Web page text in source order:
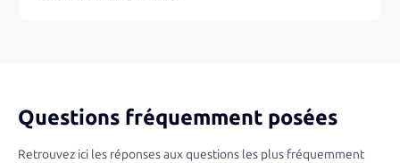
Questions fréquemment posées
Retrouvez ici les réponses aux questions les plus fréquemment